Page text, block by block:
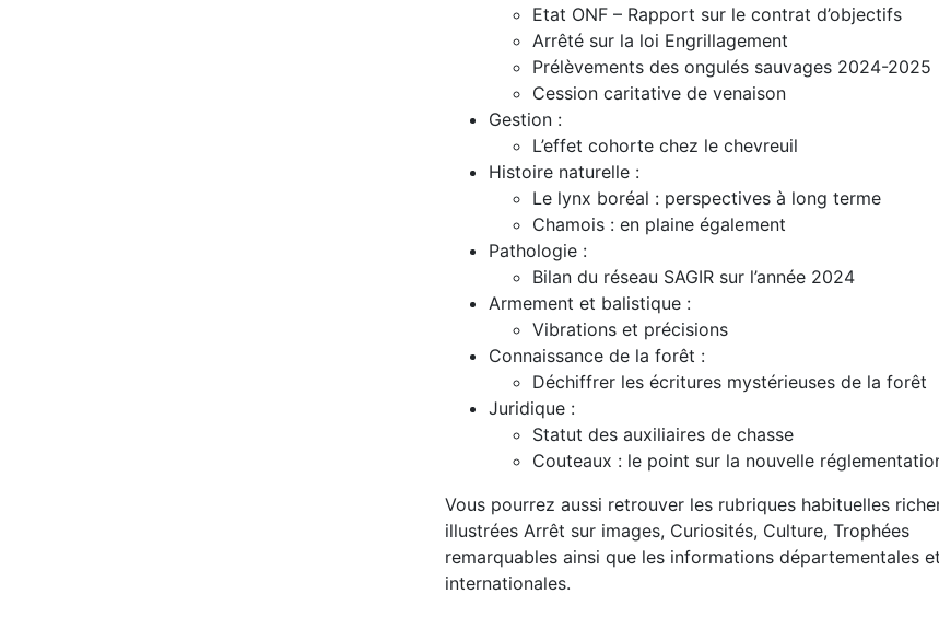
Etat ONF – Rapport sur le contrat d’objectifs
Arrêté sur la loi Engrillagement
Prélèvements des ongulés sauvages 2024-2025
Cession caritative de venaison
Gestion :
L’effet cohorte chez le chevreuil
Histoire naturelle :
Le lynx boréal : perspectives à long terme
Chamois : en plaine également
Pathologie :
Bilan du réseau SAGIR sur l’année 2024
Armement et balistique :
Vibrations et précisions
Connaissance de la forêt :
Déchiffrer les écritures mystérieuses de la forêt
Juridique :
Statut des auxiliaires de chasse
Couteaux : le point sur la nouvelle
Vous pourrez aussi retrouver les rubriques habituelles
illustrées Arrêt sur images, Curiosités, Culture, Trophées
remarquables ainsi que les informations départementales et
internationales.